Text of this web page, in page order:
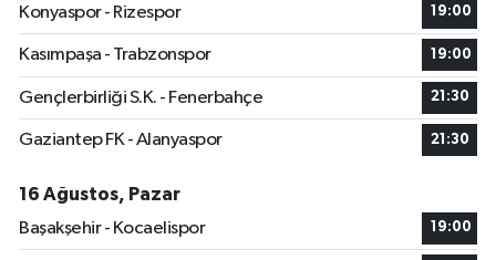
Konyaspor - Rizespor
19:00
Kasımpaşa - Trabzonspor 19:00
Gençlerbirliği S.K. - Fenerbahçe 21:30
Gaziantep FK - Alanyaspor 21:30
16 Ağustos, Pazar
Başakşehir - Kocaelispor
19:00